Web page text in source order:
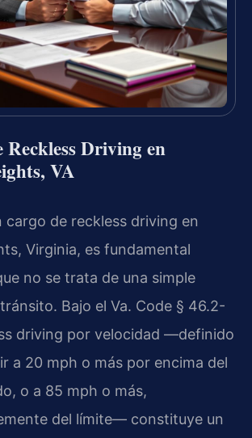
Reckless Driving en
VA
cargo de reckless driving en
Virginia, es fundamental
no se trata de una simple
Bajo el Va. Code § 46.2-
driving por velocidad —definido
a 20 mph o más por encima del
o a 85 mph o más,
del límite— constituye un